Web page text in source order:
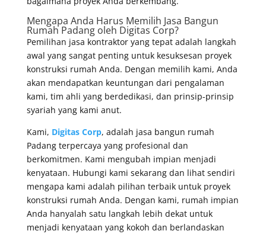
Mengapa Anda Harus Memilih Jasa Bangun
Rumah Padang oleh Digitas Corp?
Pemilihan jasa kontraktor yang tepat adalah langkah
awal yang sangat penting untuk kesuksesan proyek
konstruksi rumah Anda. Dengan memilih kami, Anda
akan mendapatkan keuntungan dari pengalaman
kami, tim ahli yang berdedikasi, dan prinsip-prinsip
syariah yang kami anut.
Kami, Digitas Corp, adalah jasa bangun rumah
Padang terpercaya yang profesional dan
berkomitmen. Kami mengubah impian menjadi
kenyataan. Hubungi kami sekarang dan lihat sendiri
mengapa kami adalah pilihan terbaik untuk proyek
konstruksi rumah Anda. Dengan kami, rumah impian
Anda hanyalah satu langkah lebih dekat untuk
menjadi kenyataan yang kokoh dan berlandaskan